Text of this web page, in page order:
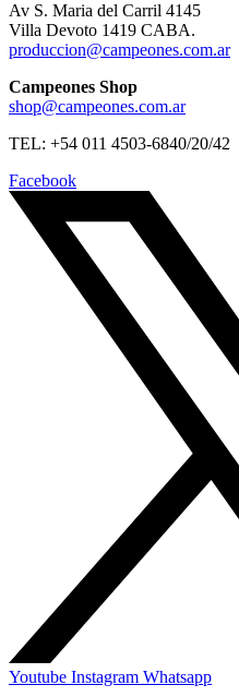
Av S. Maria del Carril 4145
Villa Devoto 1419 CABA.
produccion@campeones.com.ar
Campeones Shop
shop@campeones.com.ar
TEL: +54 011 4503-6840/20/42
Facebook
Youtube Instagram Whatsapp